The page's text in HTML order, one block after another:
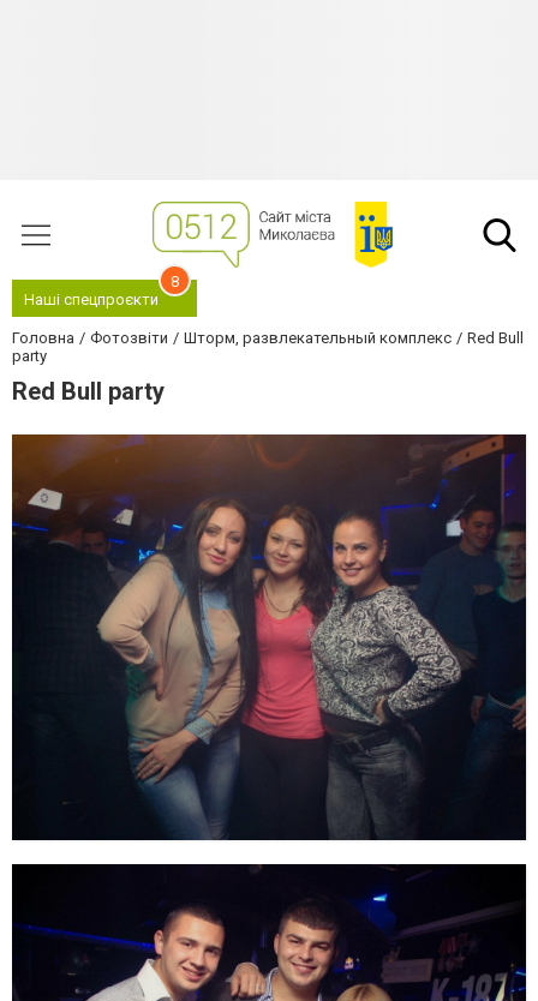
Наші спецпроєкти
8
Головна Фотозвіти Шторм, развлекательный комплекс
Red Bull
party
Red Bull party